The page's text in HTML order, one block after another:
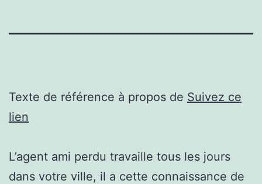
Texte de référence à propos de Suivez ce
lien
L’agent ami perdu travaille tous les jours
dans votre ville, il a cette connaissance de